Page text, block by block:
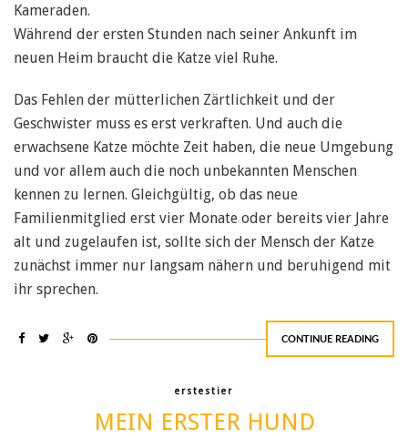
Kameraden.
Während der ersten Stunden nach seiner Ankunft im
neuen Heim braucht die Katze viel Ruhe.
Das Fehlen der mütterlichen Zärtlichkeit und der
Geschwister muss es erst verkraften. Und auch die
erwachsene Katze möchte Zeit haben, die neue Umgebung
und vor allem auch die noch unbekannten Menschen
kennen zu lernen. Gleichgültig, ob das neue
Familienmitglied erst vier Monate oder bereits vier Jahre
alt und zugelaufen ist, sollte sich der Mensch der Katze
zunächst immer nur langsam nähern und beruhigend mit
ihr sprechen.
CONTINUE READING
erstestier
MEIN ERSTER HUND